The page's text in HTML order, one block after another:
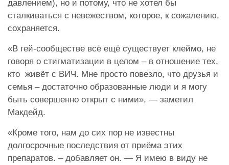
давлением), но и потому, что не хотел бы
сталкиваться с невежеством, которое, к сожалению,
сохраняется.
«В гей-сообществе всё ещё существует клеймо, не
говоря о стигматизации в целом – в отношение тех,
кто живёт с ВИЧ. Мне просто повезло, что друзья и
семья – достаточно образованные люди и я могу
быть совершенно открыт с ними», — заметил
Макдейд.
«Кроме того, нам до сих пор не известны
долгосрочные последствия от приёма этих
препаратов. – добавляет он. — Я имею в виду не